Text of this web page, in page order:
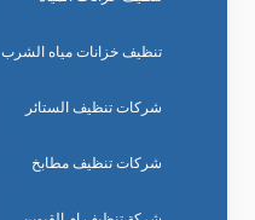
تنظيف خزانات مياه الشرب
شركات تنظيف الستائر
شركات تنظيف مطابخ